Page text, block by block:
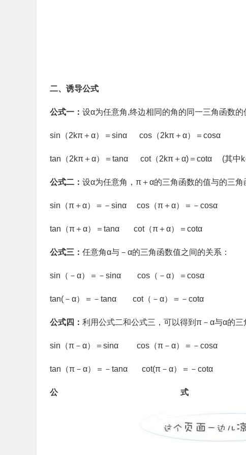
二、诱导公式
公式一： 设α为任意角,终边相同的角的同一三角函数的
sin（2kπ＋α）＝sinα cos（2kπ＋α）＝cosα
tan（2kπ＋α）＝tanα cot（2kπ＋α)＝cotα (其中
公式二： 设α为任意角，π＋α的三角函数的值与的三角
sin（π＋α）＝－sinα cos（π＋α）＝－cosα
tan（π＋α）＝tanα cot（π＋α）＝cotα
公式三： 任意角α与－α的三角函数值之间的关系：
sin（－α）＝－sinα cos（－α）＝cosα
tan(－α）＝－tanα cot（－α）＝－cotα
公式四： 利用公式二和公式三，可以得到π－α与α的三
sin（π－α）＝sinα cos（π－α）＝－cosα
tan（π－α）＝－tanα cot(π－α）＝－cotα
公